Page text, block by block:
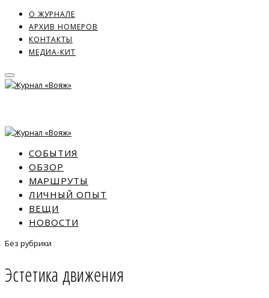
О ЖУРНАЛЕ
АРХИВ НОМЕРОВ
КОНТАКТЫ
МЕДИА-КИТ
СОБЫТИЯ
ОБЗОР
МАРШРУТЫ
ЛИЧНЫЙ ОПЫТ
ВЕЩИ
НОВОСТИ
Без рубрики
Эстетика движения